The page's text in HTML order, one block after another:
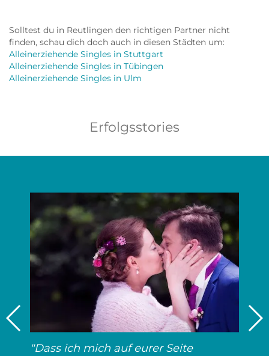
Solltest du in Reutlingen den richtigen Partner nicht
finden, schau dich doch auch in diesen Städten um:
Alleinerziehende Singles in Stuttgart
Alleinerziehende Singles in Tübingen
Alleinerziehende Singles in Ulm
Erfolgsstories
"Dass ich mich auf eurer Seite